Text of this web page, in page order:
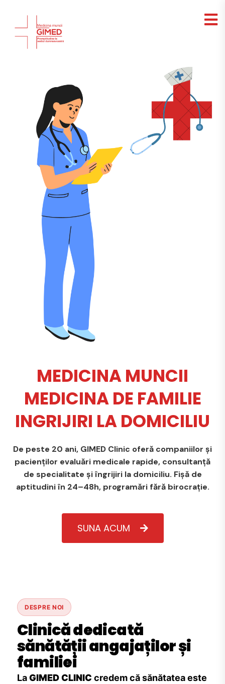
MEDICINA MUNCII
MEDICINA DE FAMILIE
INGRIJIRI LA DOMICILIU
De peste 20 ani, GIMED Clinic oferă companiilor și
pacienților evaluări medicale rapide, consultanță
de specialitate și îngrijiri la domiciliu. Fișă de
aptitudini în 24–48h, programări fără birocrație.
SUNA ACUM
DESPRE NOI
Clinică dedicată
sănătății angajaților și
familiei
LaGIMED CLINIC credem că sănătatea este